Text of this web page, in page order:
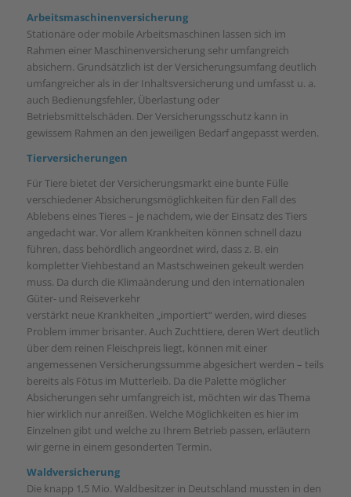
Arbeitsmaschinenversicherung
Stationäre oder mobile Arbeitsmaschinen lassen sich im
Rahmen einer Maschinenversicherung sehr umfangreich
absichern. Grundsätzlich ist der Versicherungsumfang deutlich
umfangreicher als in der Inhaltsversicherung und umfasst u. a.
auch Bedienungsfehler, Überlastung oder
Betriebsmittelschäden. Der Versicherungsschutz kann in
gewissem Rahmen an den jeweiligen Bedarf angepasst werden.
Tierversicherungen
Für Tiere bietet der Versicherungsmarkt eine bunte Fülle
verschiedener Absicherungsmöglichkeiten für den Fall des
Ablebens eines Tieres – je nachdem, wie der Einsatz des Tiers
angedacht war. Vor allem Krankheiten können schnell dazu
führen, dass behördlich angeordnet wird, dass z. B. ein
kompletter Viehbestand an Mastschweinen gekeult werden
muss. Da durch die Klimaänderung und den internationalen
Güter- und Reiseverkehr
verstärkt neue Krankheiten „importiert“ werden, wird dieses
Problem immer brisanter. Auch Zuchttiere, deren Wert deutlich
über dem reinen Fleischpreis liegt, können mit einer
angemessenen Versicherungssumme abgesichert werden – teils
bereits als Fötus im Mutterleib. Da die Palette möglicher
Absicherungen sehr umfangreich ist, möchten wir das Thema
hier wirklich nur anreißen. Welche Möglichkeiten es hier im
Einzelnen gibt und welche zu Ihrem Betrieb passen, erläutern
wir gerne in einem gesonderten Termin.
Waldversicherung
Die knapp 1,5 Mio. Waldbesitzer in Deutschland mussten in den